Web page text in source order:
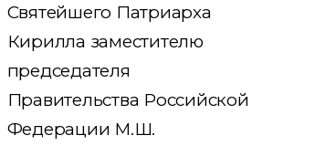
Святейшего Патриарха
Кирилла заместителю
председателя
Правительства Российской
Федерации М.Ш.